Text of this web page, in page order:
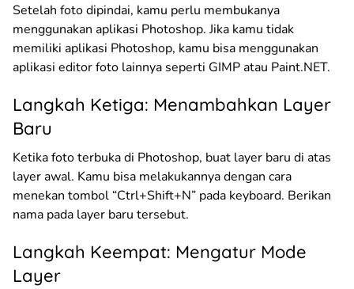
Setelah foto dipindai, kamu perlu membukanya
menggunakan aplikasi Photoshop. Jika kamu tidak
memiliki aplikasi Photoshop, kamu bisa menggunakan
aplikasi editor foto lainnya seperti GIMP atau Paint.NET.
Langkah Ketiga: Menambahkan Layer
Baru
Ketika foto terbuka di Photoshop, buat layer baru di atas
layer awal. Kamu bisa melakukannya dengan cara
menekan tombol “Ctrl+Shift+N” pada keyboard. Berikan
nama pada layer baru tersebut.
Langkah Keempat: Mengatur Mode
Layer